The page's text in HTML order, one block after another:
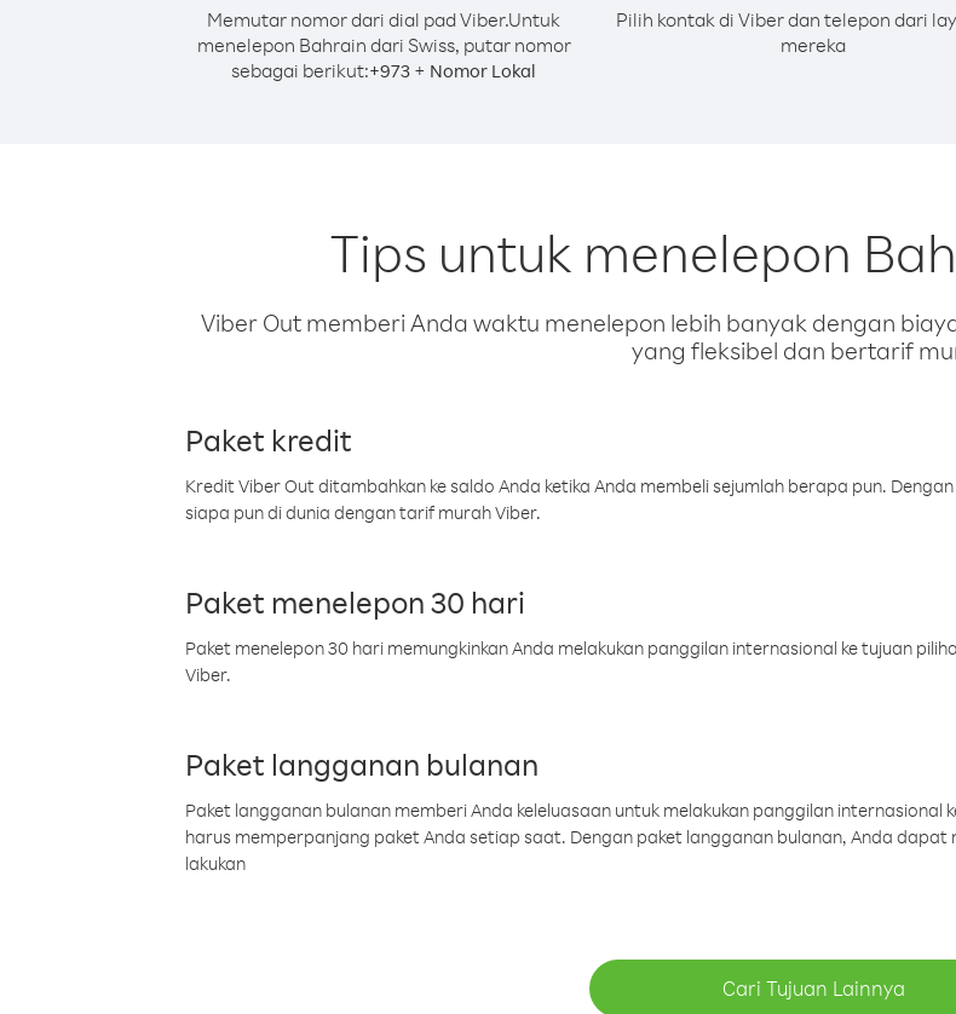
Memutar nomor dari dial pad Viber.Untuk
menelepon Bahrain dari Swiss, putar nomor
sebagai berikut:+973 + Nomor Lokal
Pilih kontak di Viber dan telepon dari
mereka
Tips untuk menelepon
Viber Out memberi Anda waktu menelepon lebih banyak dengan
yang fleksibel dan bertarif
Paket kredit
Kredit Viber Out ditambahkan ke saldo Anda ketika Anda membeli sejumlah berapa pun.
siapa pun di dunia dengan tarif murah Viber.
Paket menelepon 30 hari
Paket menelepon 30 hari memungkinkan Anda melakukan panggilan internasional ke tujuan
Viber.
Paket langganan bulanan
Paket langganan bulanan memberi Anda keleluasaan untuk melakukan panggilan
harus memperpanjang paket Anda setiap saat. Dengan paket langganan bulanan, Anda
lakukan
Cari Tujuan Lainnya